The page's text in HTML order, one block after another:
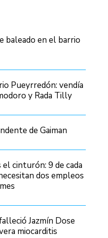
baleado en el barrio
Pueyrredón: vendía
y Rada Tilly
de Gaiman
el cinturón: 9 de cada
dos empleos
Jazmín Dose
miocarditis